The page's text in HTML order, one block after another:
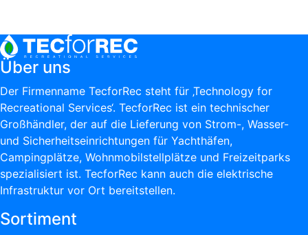
Über uns
Der Firmenname TecforRec steht für ‚Technology for
Recreational Services‘. TecforRec ist ein technischer
Großhändler, der auf die Lieferung von Strom-, Wasser-
und Sicherheitseinrichtungen für Yachthäfen,
Campingplätze, Wohnmobilstellplätze und Freizeitparks
spezialisiert ist. TecforRec kann auch die elektrische
Infrastruktur vor Ort bereitstellen.
Sortiment